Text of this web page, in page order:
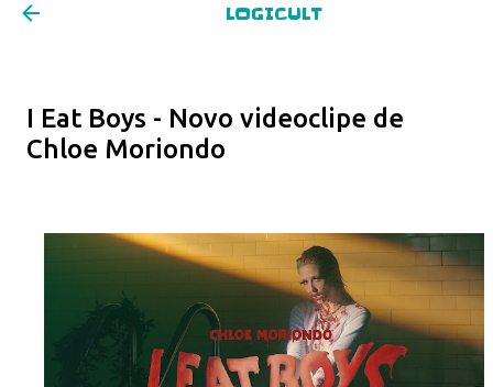
LOGICULT
I Eat Boys - Novo videoclipe de
Chloe Moriondo